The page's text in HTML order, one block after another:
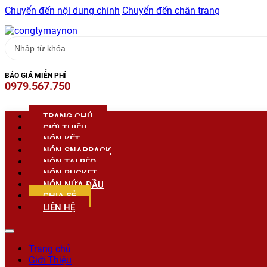
Chuyển đến nội dung chính Chuyển đến chân trang
Search
BÁO GIÁ MIỄN PHÍ
0979.567.750
TRANG CHỦ
GIỚI THIỆU
NÓN KẾT
NÓN SNAPBACK
NÓN TAI BÈO
NÓN BUCKET
NÓN NỬA ĐẦU
CHIA SẺ
LIÊN HỆ
Trang chủ
Giới Thiệu